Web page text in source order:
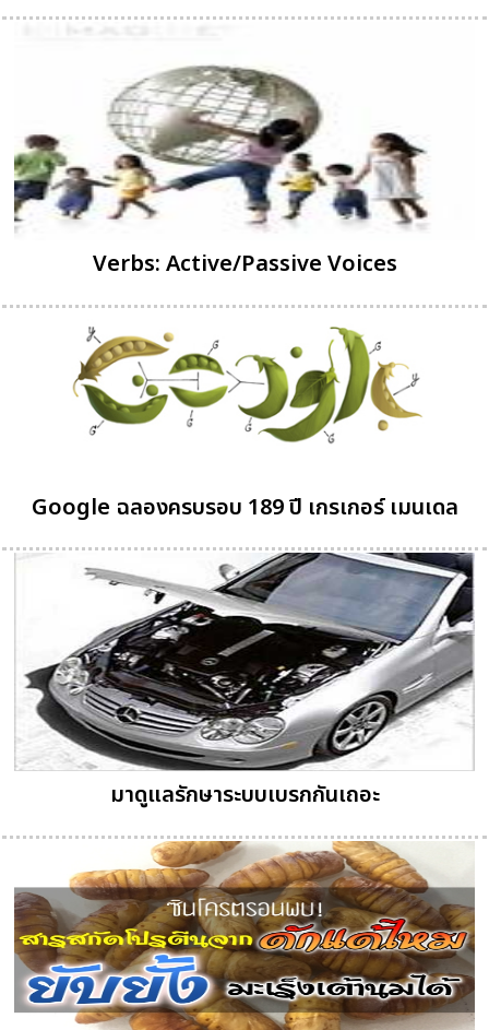
Verbs: Active/Passive Voices
Google ฉลองครบรอบ 189 ปี เกรเกอร์ เมนเดล
มาดูแลรักษาระบบเบรกกันเถอะ